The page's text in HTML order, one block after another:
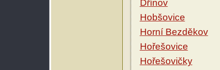
Dřínov
Hobšovice
Horní Bezděkov
Hořešovice
Hořešovičky